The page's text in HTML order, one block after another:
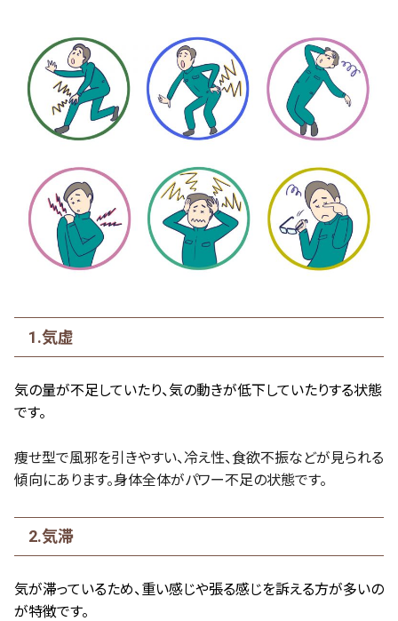
1.気虚
気の量が不足していたり、気の動きが低下していたりする状態
です。
痩せ型で風邪を引きやすい、冷え性、食欲不振などが見られる
傾向にあります。身体全体がパワー不足の状態です。
2.気滞
気が滞っているため、重い感じや張る感じを訴える方が多いの
が特徴です。